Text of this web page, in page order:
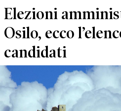
Elezioni
Osilo, ecco
candidati